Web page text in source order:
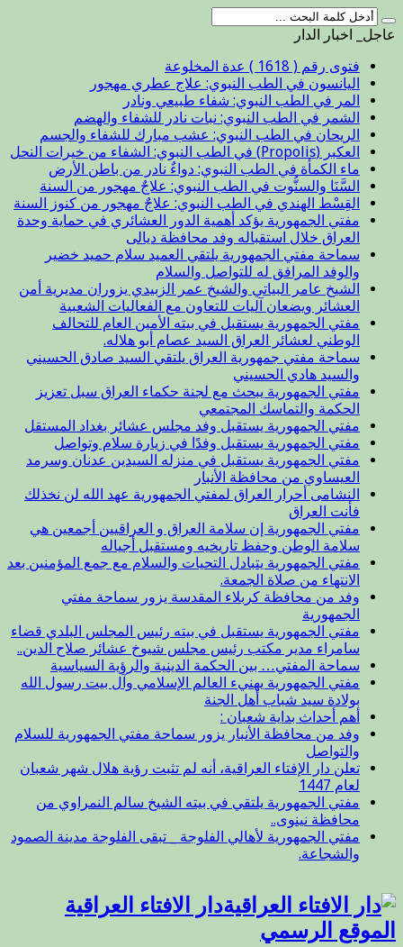
عاجل_ اخبار الدار
فتوى رقم ( 1618 ) عدة المخلوعة
اليانسون في الطب النبوي: علاج عطري مهجور
المر في الطب النبوي: شفاء طبيعي ونادر
الشمر في الطب النبوي: نبات نادر للشفاء والهضم
الريحان في الطب النبوي: عشب مبارك للشفاء والجسم
العكبر (Propolis) في الطب النبوي: الشفاء من خيرات النحل
ماء الكمأة في الطب النبوي: دواءٌ نادر من باطن الأرض
السَّنَا والسنُّوت في الطب النبوي: علاجٌ مهجور من السنة
القِسْط الهندي في الطب النبوي: علاجٌ مهجور من كنوز السنة
مفتي الجمهورية يؤكد أهمية الدور العشائري في حماية وحدة
العراق خلال استقباله وفد محافظة ديالى
سماحة مفتي الجمهورية يلتقي العميد سلام حميد خضير
والوفد المرافق له للتواصل والسلام
الشيخ عامر البياتي والشيخ عمر الزبيدي يزوران مديرية أمن
العشائر ويضعان آليات للتعاون مع الفعاليات الشعبية
مفتي الجمهورية يستقبل في بيته الأمين العام للتحالف
الوطني لعشائر العراق السيد عصام أبو هلاله.
سماحة مفتي جمهورية العراق يلتقي السيد صادق الحسيني
والسيد هادي الحسيني
مفتي الجمهورية يبحث مع لجنة حكماء العراق سبل تعزيز
الحكمة والتماسك المجتمعي
مفتي الجمهورية يستقبل وفد مجلس عشائر بغداد المستقل
مفتي الجمهورية يستقبل وفدًا في زيارة سلام وتواصل
مفتي الجمهورية يستقبل في منزله السيدين عدنان وسرمد
العيساوي من محافظة الأنبار
النشامى أحرار العراق لمفتي الجمهورية عهد الله لن نخذلك
فأنت العراق
مفتي الجمهورية إن سلامة العراق و العراقيين أجمعين هي
سلامة الوطن وحفظ تاريخيه ومستقبل أجياله
مفتي الجمهورية يتبادل التحيات والسلام مع جمع المؤمنين بعد
الانتهاء من صلاة الجمعة.
وفد من محافظة كربلاء المقدسة يزور سماحة مفتي
الجمهورية
مفتي الجمهورية يستقبل في بيته رئيس المجلس البلدي قضاء
سامراء مدير مكتب رئيس مجلس شيوخ عشائر صلاح الدين..
سماحة المفتي… بين الحكمة الدينية والرؤية السياسية
مفتي الجمهورية يهنيء العالم الإسلامي وآل بيت رسول الله
بولادة سيد شباب أهل الجنة
أهم أحداث بداية شعبان :
وفد من محافظة الأنبار يزور سماحة مفتي الجمهورية للسلام
والتواصل
تعلن دار الإفتاء العراقية، أنه لم تثبت رؤية هلال شهر شعبان
لعام 1447
مفتي الجمهورية يلتقي في بيته الشيخ سالم النمراوي من
محافظة نينوى..
مفتي الجمهورية لأهالي الفلوجة _ تبقى الفلوجة مدينة الصمود
والشجاعة.
دار الافتاء العراقية
الموقع الرسمي